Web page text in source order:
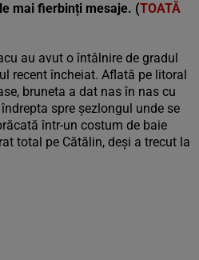
mai fierbinți mesaje. (TOATĂ
au avut o întâlnire de gradul
recent încheiat. Aflată pe litoral
bruneta a dat nas în nas cu
spre șezlongul unde se
într-un costum de baie
total pe Cătălin, deși a trecut la